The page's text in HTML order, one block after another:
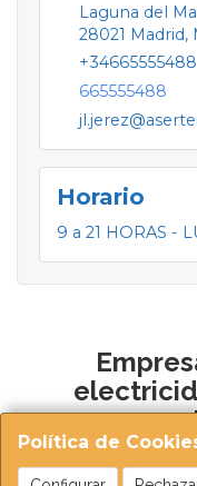
Política de
Laguna del
28021 Madrid,
+34665555488
665555488
Horario
9 a 21 HORAS -